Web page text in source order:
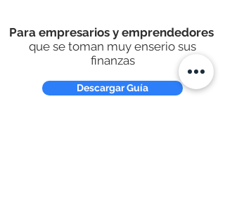
Para empresarios y emprendedores
que se toman muy enserio sus
finanzas
Descargar Guía